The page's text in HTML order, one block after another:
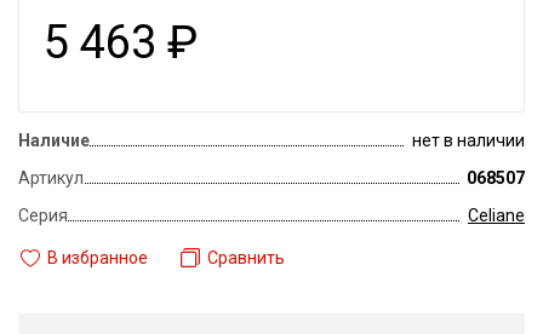
5 463 ₽
Наличие
нет в наличии
Артикул
068507
Серия
Celiane
В избранное Сравнить